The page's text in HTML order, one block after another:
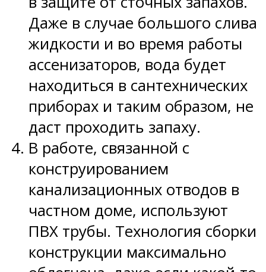
Даже в случае большого слива
жидкости и во время работы
ассенизаторов, вода будет
находиться в сантехнических
приборах и таким образом, не
даст проходить запаху.
В работе, связанной с
конструированием
канализационных отводов в
частном доме, используют
ПВХ трубы. Технология сборки
конструкции максимально